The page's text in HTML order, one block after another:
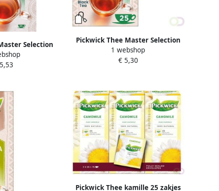
Selection
pak van 25
Pickwick Thee Master Selection
English breakfast 25st
1 webshop
€ 5,30
Pickwick Thee kamille 25 zakjes